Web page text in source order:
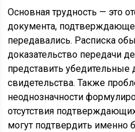
Основная трудность — это
документа,
передавались. Расписка
доказательство передачи
представить убедительные
свидетельства. Также
неоднозначности
отсутствия
могут подтвердить именно